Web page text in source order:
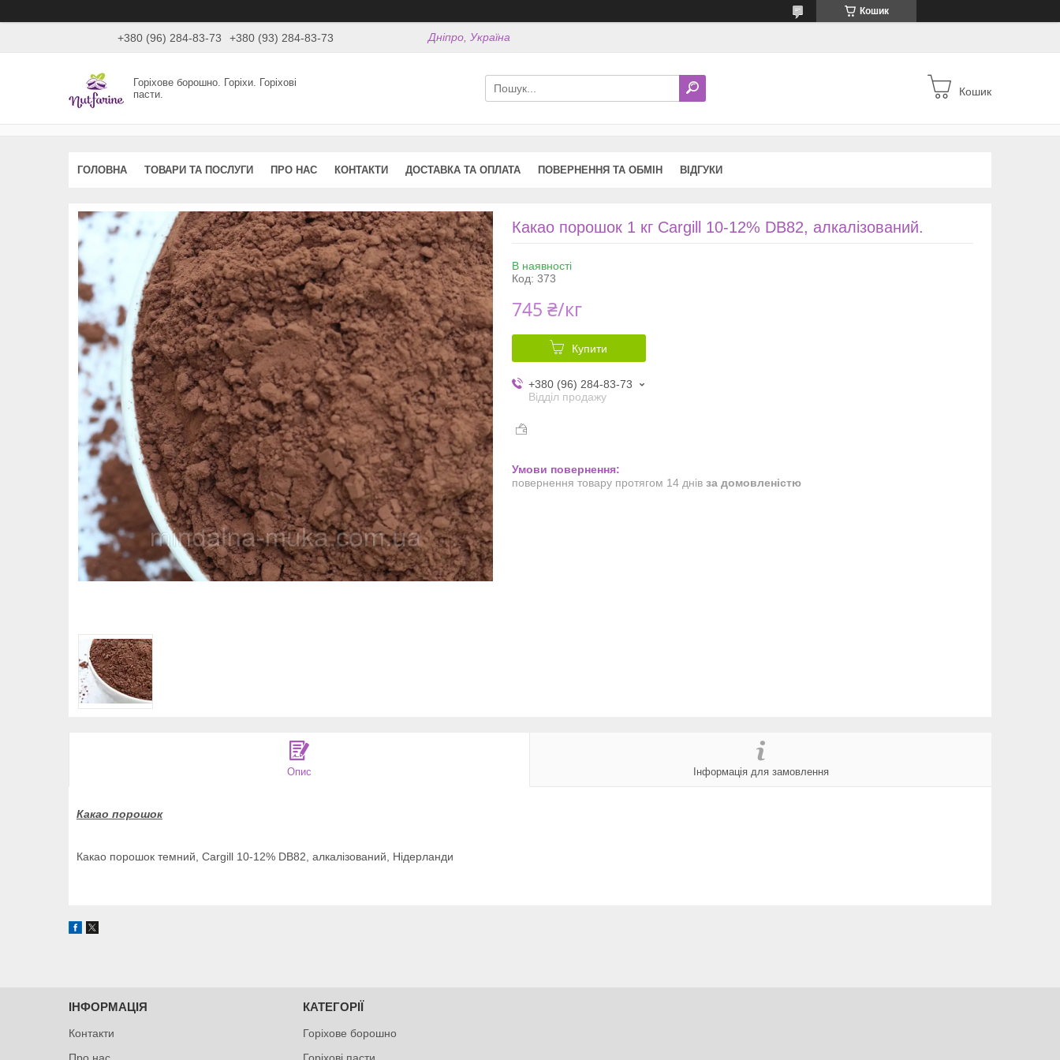
Кошик
+380 (96) 284-83-73 +380 (93) 284-83-73 Дніпро, Україна
Горіхове борошно. Горіхи. Горіхові
пасти.
Кошик
ГОЛОВНА ТОВАРИ ТА ПОСЛУГИ ПРО НАС КОНТАКТИ ДОСТАВКА ТА ОПЛАТА ПОВЕРНЕННЯ ТА ОБМІН ВІДГУКИ
Какао порошок 1 кг Cargill 10-12% DB82, алкалізований.
В наявності
Код: 373
745 ₴/кг
Купити
+380 (96) 284-83-73
Відділ продажу
повернення товару протягом 14 днів за домовленістю
Опис Інформація для замовлення
Какао порошок
Какао порошок темний, Cargill 10-12% DB82, алкалізований, Нідерланди
ІНФОРМАЦІЯ
Контакти
КАТЕГОРІЇ
Горіхове борошно